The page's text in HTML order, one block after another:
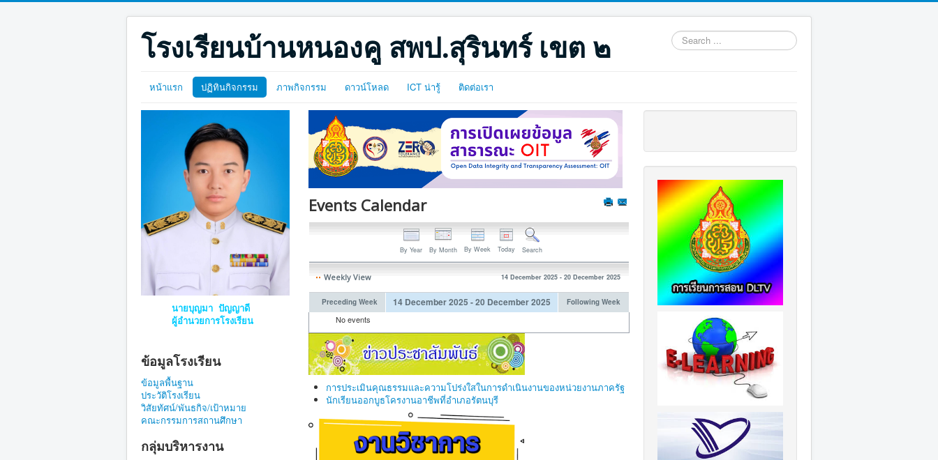
โรงเรียนบ้านหนองคู สพป.สุรินทร์ เขต ๒
Search
...
หน้าแรก ปฏิทินกิจกรรม ภาพกิจกรรม ดาวน์โหลด ICT น่ารู้ ติดต่อเรา
นายบุญมา ปัญญาดี
ผู้อำนวยการโรงเรียน
ข้อมูลโรงเรียน
ข้อมูลพื้นฐาน
ประวัติโรงเรียน
วิสัยทัศน์/พันธกิจ/เป้าหมาย
คณะกรรมการสถานศึกษา
กลุ่มบริหารงาน
Events Calendar
By Year By Month By Week Today Search
Weekly View 14 December 2025 - 20 December 2025
Preceding Week 14 December 2025 - 20 December 2025 Following Week
No events
การประเมินคุณธรรมและความโปร่งใสในการดำเนินงานของหน่วยงานภาครัฐ
นักเรียนออกบูธโครงานอาชีพที่อำเภอรัตนบุรี